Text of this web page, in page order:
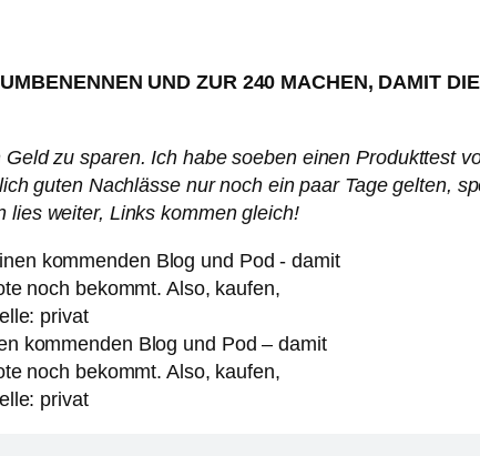
UND ZUR 240 MACHEN, DAMIT
zu sparen. Ich habe soeben einen Produkttest
guten Nachlässe nur noch ein paar Tage gelten,
lies weiter, Links kommen gleich!
kommenden Blog und Pod – damit
noch bekommt. Also, kaufen,
privat